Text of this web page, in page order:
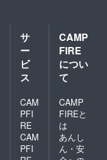
サ
ー
ビ
ス
CAM
PFI
RE
CAM
PFI
CAMP
FIRE
につい
て
CAMP
FIREと
は
あんし
ん・安